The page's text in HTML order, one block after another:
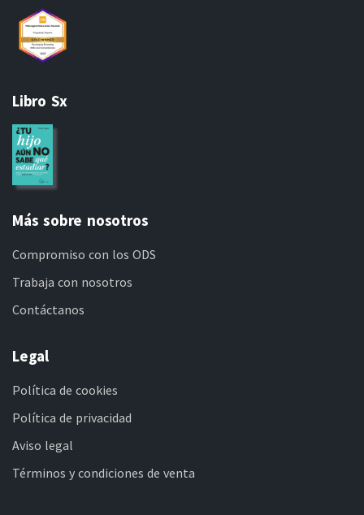
Libro Sx
Más sobre nosotros
Compromiso con los ODS
Trabaja con nosotros
Contáctanos
Legal
Política de cookies
Política de privacidad
Aviso legal
Términos y condiciones de venta